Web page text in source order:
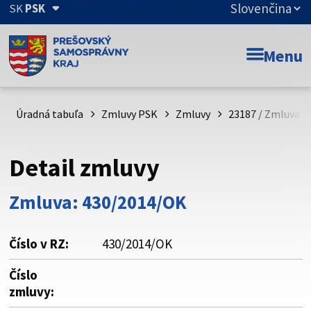
SKPSK
Doména psk.sk je oficiálna
Toto je oficiálna webová stránka Prešovského
psk.sk.
Buďte pozorní a vždy sa uistite, že zdieľate informácie iba
cez zabezpečenú webovú stránku. Zabezpečená stránka
vždy začína https:// pred názvom domény webového sídla.
Menu
Úradná tabuľa Zmluvy PSK Zmluvy 23187 / Zmluva
Detail zmluvy
Zmluva: 430/2014/OK
Číslo v RZ:
430/2014/OK
Číslo
zmluvy: